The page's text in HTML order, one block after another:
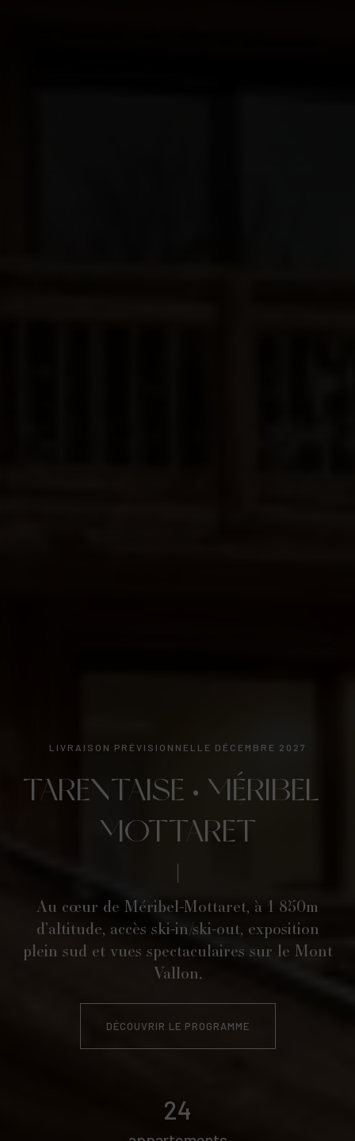
LIVRAISON PRÉVISIONNELLE DÉCEMBRE 2027
TARENTAISE • MÉRIBEL-
MOTTARET
Au cœur de Méribel-Mottaret, à 1 850m
d’altitude, accès ski-in/ski-out, exposition
plein sud et vues spectaculaires sur le Mont
Vallon.
DÉCOUVRIR LE PROGRAMME
24